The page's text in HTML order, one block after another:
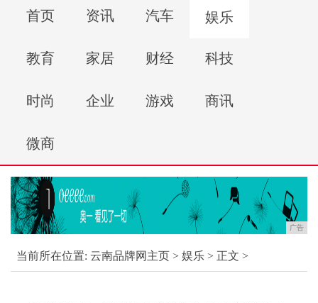
首页 资讯 汽车 娱乐
教育 家居 财经 科技
时尚 企业 游戏 商讯
微商
广告
当前所在位置: 云南品牌网主页 > 娱乐 > 正文 >